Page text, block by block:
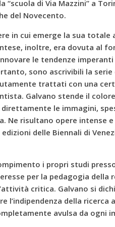
“scuola di Via Mazzini” a
del Novecento.
in cui emerge la sua totale
inoltre, era dovuta al
le tendenze
sono ascrivibili la
trattati con una
Galvano stende il
le immagini,
Ne risultano opere intense
delle Biennali di
i propri studi
per la pedagogia della
critica. Galvano si
l’indipendenza della
avulsa da ogni